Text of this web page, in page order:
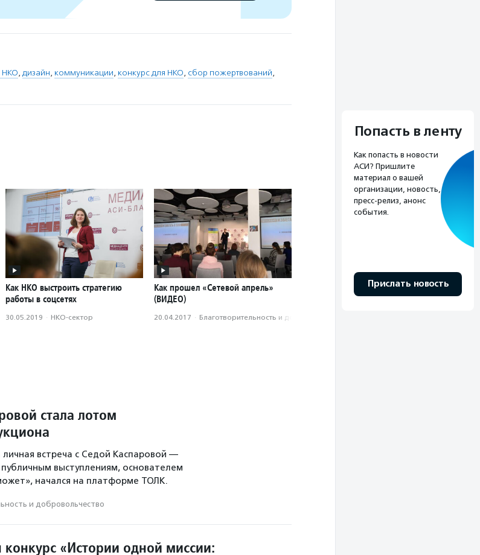
НКО, дизайн, коммуникации, конкурс для НКО, сбор пожертвований,
Как НКО выстроить стратегию
работы в соцсетях
30.05.2019 · НКО-сектор
Как прошел «Сетевой апрель»
(ВИДЕО)
20.04.2017 · Благотвори­тель­ность и доброволь­чест­во
стала лотом
встреча с Седой Каспаровой —
выступлениям, основателем
начался на платформе ТОЛК.
и доброволь­чест­во
конкурс «Истории одной миссии:
Попасть в ленту
Как попасть в новости
АСИ? Пришлите
материал о вашей
организации, новость,
пресс-релиз, анонс
события.
Прислать новость